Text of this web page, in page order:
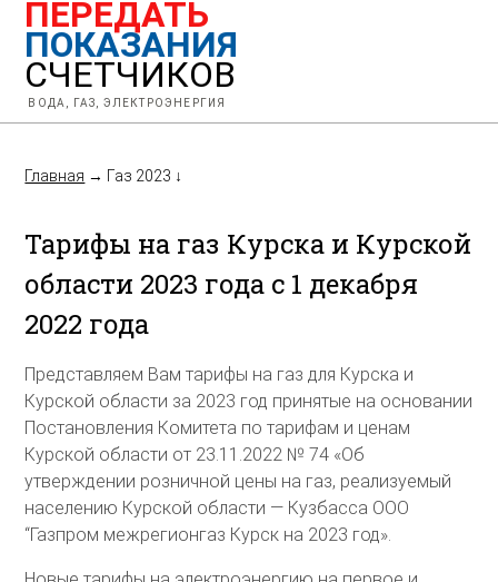
ПЕРЕДАТЬ
ПОКАЗАНИЯ
СЧЕТЧИКОВ
ВОДА, ГАЗ, ЭЛЕКТРОЭНЕРГИЯ
Главная → Газ 2023 ↓
Тарифы на газ Курска и Курской
области 2023 года с 1 декабря
2022 года
Представляем Вам тарифы на газ для Курска и
Курской области за 2023 год принятые на основании
Постановления Комитета по тарифам и ценам
Курской области от 23.11.2022 № 74 «Об
утверждении розничной цены на газ, реализуемый
населению Курской области — Кузбасса ООО
“Газпром межрегионгаз Курск на 2023 год».